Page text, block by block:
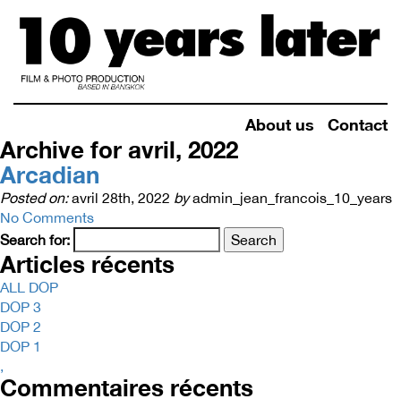
About us Contact
Archive for avril, 2022
Arcadian
Posted on: avril 28th, 2022 by admin_jean_francois_10_years
No Comments
Search for:
Articles récents
ALL DOP
DOP 3
DOP 2
DOP 1
,
Commentaires récents